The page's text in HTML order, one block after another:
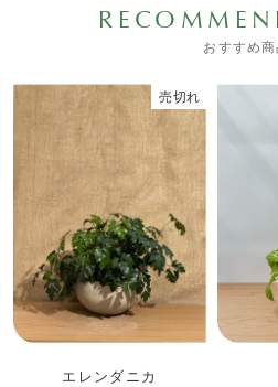
おすすめ商
売切れ
エレンダニカ